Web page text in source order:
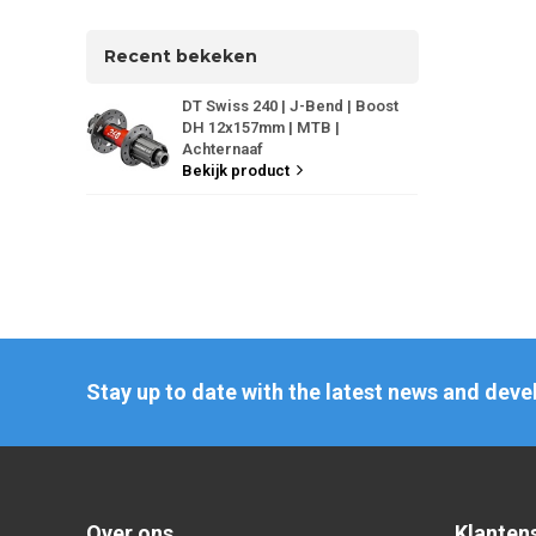
Recent bekeken
DT Swiss 240 | J-Bend | Boost
DH 12x157mm | MTB |
Achternaaf
Bekijk product
Stay up to date with the latest news and